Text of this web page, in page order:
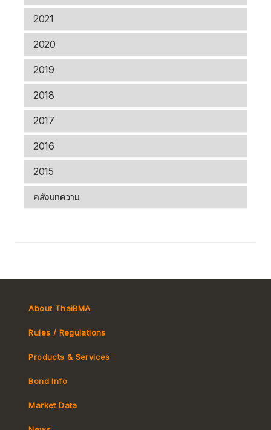
2021
2020
2019
2018
2017
2016
2015
คลังบทความ
About ThaiBMA
Rules / Regulations
Tax
Products & Services
Bond Info
Market Data
Yield Curve